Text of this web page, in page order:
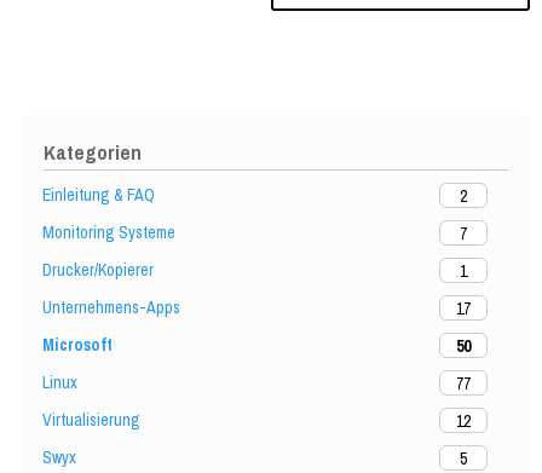
Kategorien
Einleitung & FAQ
2
Monitoring Systeme
7
Drucker/Kopierer
1
Unternehmens-Apps
17
Microsoft
50
Linux
77
Virtualisierung
12
Swyx
5